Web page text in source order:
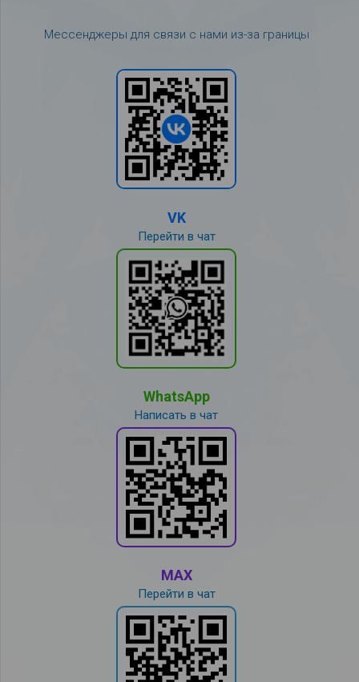
Мессенджеры для связи с нами из-за границы
VK
Перейти в чат
WhatsApp
Написать в чат
MAX
Перейти в чат